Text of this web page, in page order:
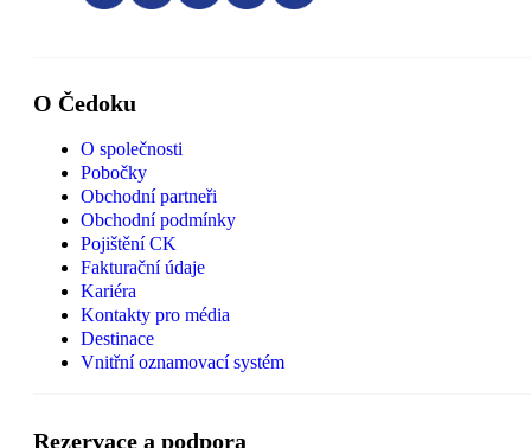
O Čedoku
O společnosti
Pobočky
Obchodní partneři
Obchodní podmínky
Pojištění CK
Fakturační údaje
Kariéra
Kontakty pro média
Destinace
Vnitřní oznamovací systém
Rezervace a podpora